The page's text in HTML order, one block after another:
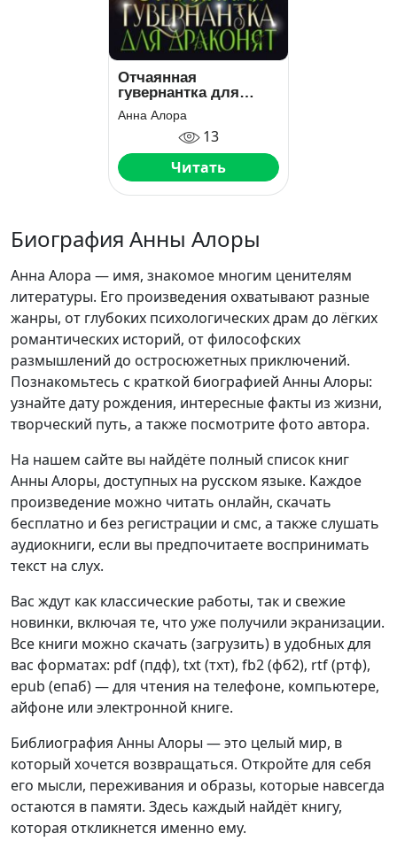
Отчаянная
гувернантка для
драконят
Анна Алора
13
Читать
Биография Анны Алоры
Анна Алора — имя, знакомое многим ценителям
литературы. Его произведения охватывают разные
жанры, от глубоких психологических драм до лёгких
романтических историй, от философских
размышлений до остросюжетных приключений.
Познакомьтесь с краткой биографией Анны Алоры:
узнайте дату рождения, интересные факты из жизни,
творческий путь, а также посмотрите фото автора.
На нашем сайте вы найдёте полный список книг
Анны Алоры, доступных на русском языке. Каждое
произведение можно читать онлайн, скачать
бесплатно и без регистрации и смс, а также слушать
аудиокниги, если вы предпочитаете воспринимать
текст на слух.
Вас ждут как классические работы, так и свежие
новинки, включая те, что уже получили экранизации.
Все книги можно скачать (загрузить) в удобных для
вас форматах: pdf (пдф), txt (тхт), fb2 (фб2), rtf (ртф),
epub (епаб) — для чтения на телефоне, компьютере,
айфоне или электронной книге.
Библиография Анны Алоры — это целый мир, в
который хочется возвращаться. Откройте для себя
его мысли, переживания и образы, которые навсегда
остаются в памяти. Здесь каждый найдёт книгу,
которая откликнется именно ему.